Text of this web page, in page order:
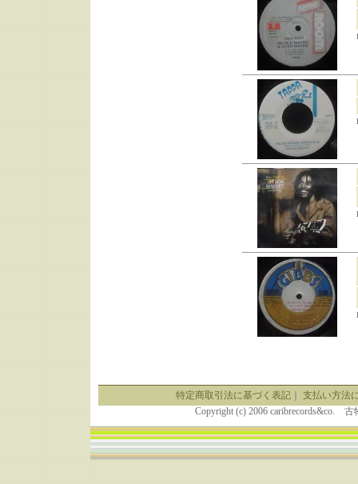
特定商取引法に基づく表記｜ 支払い方法
Copyright (c) 2006 caribrecords&co.